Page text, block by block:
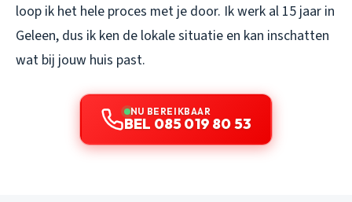
loop ik het hele proces met je door. Ik werk al 15 jaar in
Geleen, dus ik ken de lokale situatie en kan inschatten
wat bij jouw huis past.
NU BEREIKBAAR
BEL 085 019 80 53